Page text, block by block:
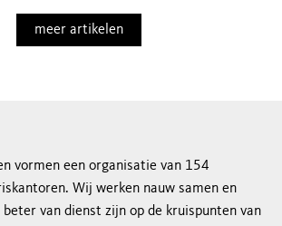
meer artikelen
vormen een organisatie van 154
Wij werken nauw samen en
beter van dienst zijn op de kruispunten van